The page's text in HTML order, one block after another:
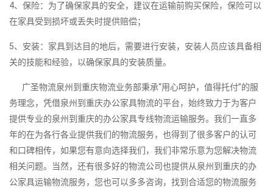
4、保险：为了确保家具的安全，建议在运输前购买保险，保险可以
在家具受到损坏或丢失时提供赔偿；
5、安装：家具到达目的地后，需要进行安装，安装人员应该具备相
关的技能和经验，以确保家具的安装质量。
广圣物流泉州到重庆物流业务部秉承“用心呵护，值得托付”的服
务理念，凭借泉州到重庆办公家具物流的平台，始终致力于为客户
提供专业的泉州到重庆的办公家具专线物流运输服务。我们一直多
年的在为各行各业提供我们的物流服务，也得到了很多客户的认可
和口碑相传，如果您有意向选择我们，我们非常乐意为您解决物流
相关问题。当然，还有很多好的物流公司也提供从泉州到重庆的办
公家具运输物流服务，您也可以多多咨询，找到合适您的物流服务